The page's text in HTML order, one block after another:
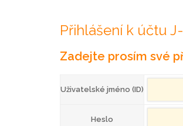
Přihlášení k účtu
Zadejte prosím své
Uživatelské jméno (ID)
Heslo